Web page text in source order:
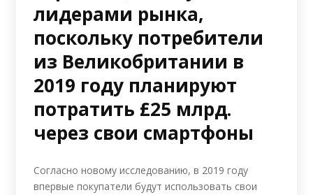
лидерами рынка,
поскольку потребители
из Великобритании в
2019 году планируют
потратить £25 млрд.
через свои смартфоны
Согласно новому исследованию, в 2019 году
впервые покупатели будут использовать свои